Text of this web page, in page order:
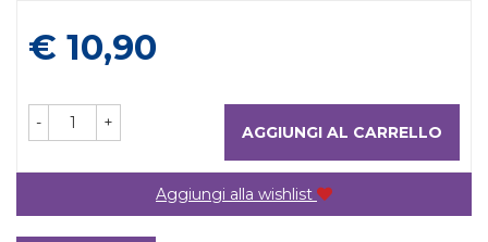
Prezzo
€ 10,90
- + AGGIUNGI AL CARRELLO
Aggiungi alla wishlist